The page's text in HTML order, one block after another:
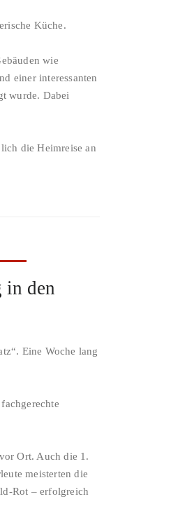
Küche.
wie
einer interessanten
wurde. Dabei
die Heimreise an
in den
Eine Woche lang
Ort. Auch die 1.
meisterten die
Rot – erfolgreich